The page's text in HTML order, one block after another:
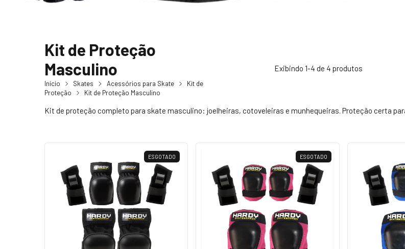
Kit de Proteção
Masculino
Início Skates Acessórios para Skate
Kit de
Proteção
Kit de Proteção Masculino
Exibindo 1-4 de 4 produtos
Kit de proteção completo para skate masculino: joelheiras, cotoveleiras e munhequeiras. Proteção certa
ESGOTADO ESGOTADO